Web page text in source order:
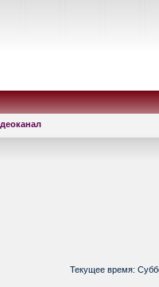
Текущее время: